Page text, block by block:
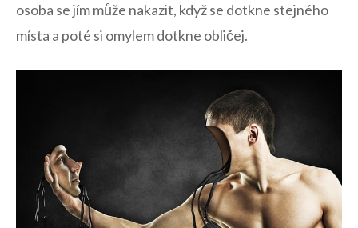
osoba se jím může nakazit, když se dotkne stejného
místa a​ poté si omylem dotkne ⁣obličej.